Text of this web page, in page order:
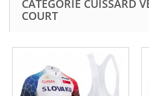
CATÉGORIE CUISSARD
COURT